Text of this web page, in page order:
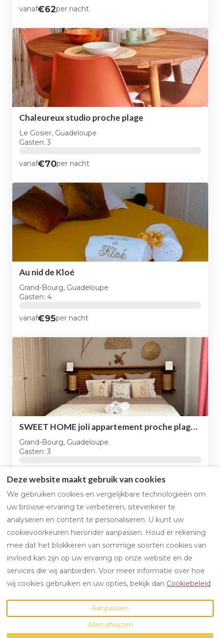
vanaf€62per nacht
Chaleureux studio proche plage
Le Gosier, Guadeloupe
Gasten: 3
vanaf€70per nacht
Au nid de Kloé
Grand-Bourg, Guadeloupe
Gasten: 4
vanaf€95per nacht
SWEET HOME joli appartement proche plage privée
Grand-Bourg, Guadeloupe
Gasten: 3
Cookiebeleid
Nederlands EUR +33 666758162
E-mail:
votreconcierge@littlekn
©2026
rechten voorbehouden-
Aangedreven
Deze website maakt gebruik van cookies
We gebruiken cookies en vergelijkbare technologieën om
uw browse-ervaring te verbeteren, siteverkeer te
analyseren en content te personaliseren. U kunt uw
cookievoorkeuren hieronder aanpassen. Houd er rekening
mee dat het blokkeren van sommige soorten cookies van
invloed kan zijn op uw ervaring op onze website en de
services die wij aanbieden. Voor meer informatie over hoe
wij cookies gebruiken en uw opties, bekijk dan Cookiebeleid
Aanpassen
Alles afwijzen